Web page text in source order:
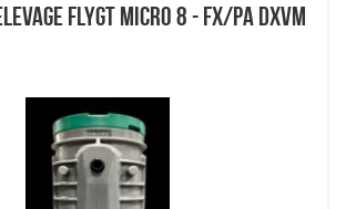
FLYGT MICRO 8 - FX/PA DXVM